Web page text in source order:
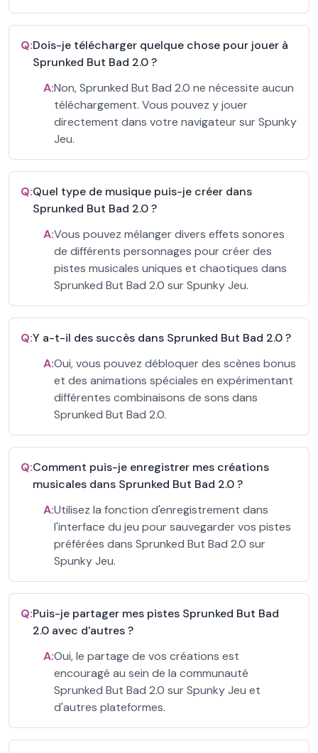
Q:Dois-je télécharger quelque chose pour jouer à
Sprunked But Bad 2.0 ?
A:Non, Sprunked But Bad 2.0 ne nécessite aucun
téléchargement. Vous pouvez y jouer
directement dans votre navigateur sur Spunky
Jeu.
Q:Quel type de musique puis-je créer dans
Sprunked But Bad 2.0 ?
A:Vous pouvez mélanger divers effets sonores
de différents personnages pour créer des
pistes musicales uniques et chaotiques dans
Sprunked But Bad 2.0 sur Spunky Jeu.
Q:Y a-t-il des succès dans Sprunked But Bad 2.0 ?
A:Oui, vous pouvez débloquer des scènes bonus
et des animations spéciales en expérimentant
différentes combinaisons de sons dans
Sprunked But Bad 2.0.
Q:Comment puis-je enregistrer mes créations
musicales dans Sprunked But Bad 2.0 ?
A:Utilisez la fonction d'enregistrement dans
l'interface du jeu pour sauvegarder vos pistes
préférées dans Sprunked But Bad 2.0 sur
Spunky Jeu.
Q:Puis-je partager mes pistes Sprunked But Bad
2.0 avec d'autres ?
A:Oui, le partage de vos créations est
encouragé au sein de la communauté
Sprunked But Bad 2.0 sur Spunky Jeu et
d'autres plateformes.